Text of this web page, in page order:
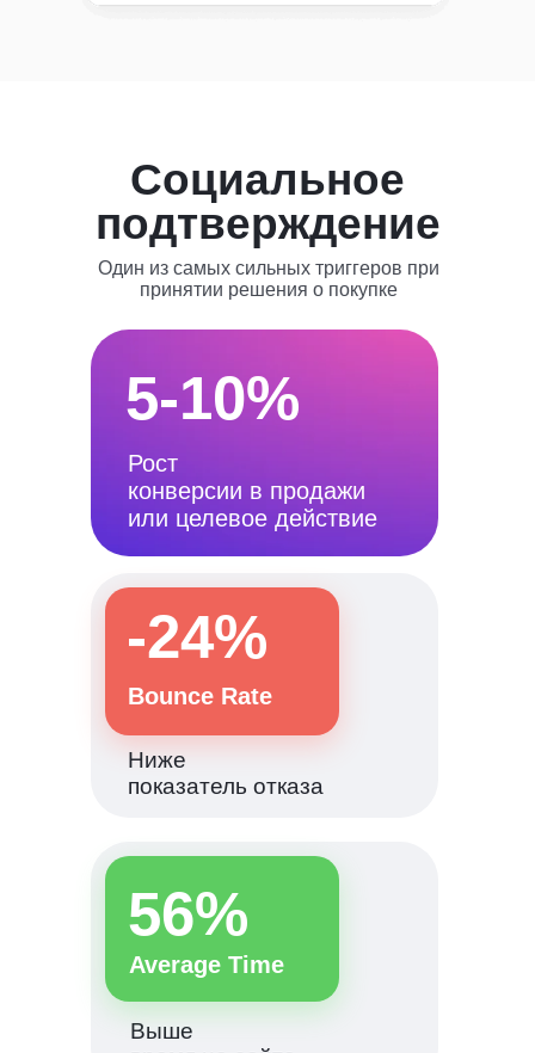
Выше
56%
Average Time
Рост
конверсии в продажи
или целевое действие
5-10%
Социальное
подтверждение
Один из самых сильных триггеров при
принятии решения о покупке
Bounce Rate
-24%
Ниже
показатель отказа